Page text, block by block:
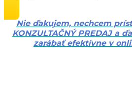
Nie ďakujem, nechcem
KONZULTAČNÝ PREDAJ a
zarábať efektívne v